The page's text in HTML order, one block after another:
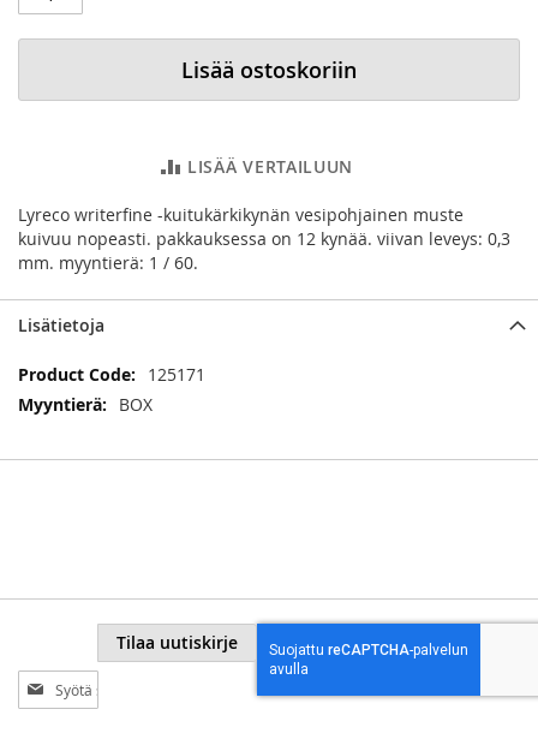
Lisää ostoskoriin
LISÄÄ VERTAILUUN
Lyreco writerfine -kuitukärkikynän vesipohjainen muste
kuivuu nopeasti. pakkauksessa on 12 kynää. viivan leveys: 0,3
mm. myyntierä: 1 / 60.
Lisätietoja
Lisätietoja
125171
BOX
Tilaa
uutiskirjeemme:
Tilaa uutiskirje